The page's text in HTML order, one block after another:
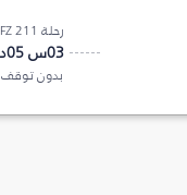
رحلة FZ 211
03س 05د
بدون توقف